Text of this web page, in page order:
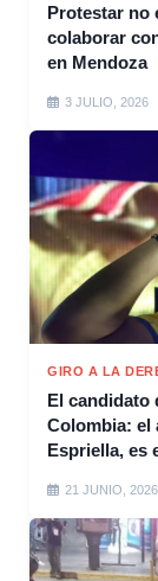
Protestar no
colaborar
en Mendoza
3 JULIO, 2026
GIRO A LA
El candidato
Colombia: el
Espriella, es
21 JUNIO, 2026